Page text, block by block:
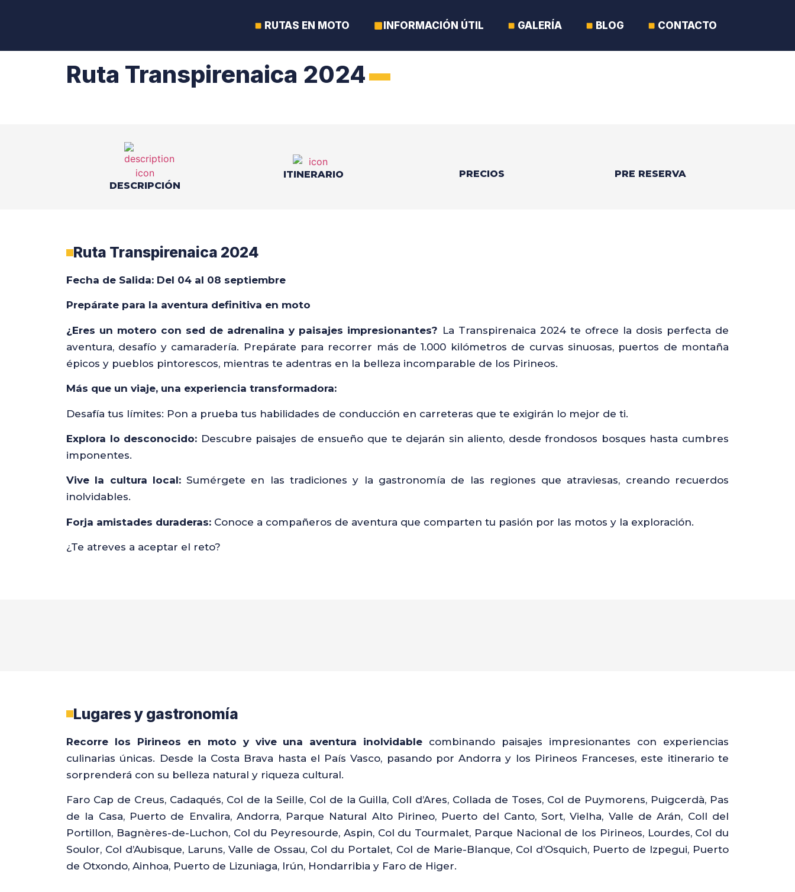
RUTAS EN MOTO INFORMACIÓN ÚTIL GALERÍA BLOG CONTACTO
Ruta Transpirenaica 2024
DESCRIPCIÓN
ITINERARIO PRECIOS PRE RESERVA
Ruta Transpirenaica 2024
Fecha de Salida: Del 04 al 08 septiembre
Prepárate para la aventura definitiva en moto
¿Eres un motero con sed de adrenalina y paisajes impresionantes? La Transpirenaica 2024 te ofrece la dosis perfecta de
aventura, desafío y camaradería. Prepárate para recorrer más de 1.000 kilómetros de curvas sinuosas, puertos de montaña
épicos y pueblos pintorescos, mientras te adentras en la belleza incomparable de los Pirineos.
Más que un viaje, una experiencia transformadora:
Desafía tus límites: Pon a prueba tus habilidades de conducción en carreteras que te exigirán lo mejor de ti.
Explora lo desconocido: Descubre paisajes de ensueño que te dejarán sin aliento, desde frondosos bosques hasta cumbres
imponentes.
Vive la cultura local:Sumérgete en las tradiciones y la gastronomía de las regiones que atraviesas, creando recuerdos
inolvidables.
Forja amistades duraderas: Conoce a compañeros de aventura que comparten tu pasión por las motos y la exploración.
¿Te atreves a aceptar el reto?
Lugares y gastronomía
Recorre los Pirineos en moto y vive una aventura inolvidable combinando paisajes impresionantes con experiencias
culinarias únicas. Desde la Costa Brava hasta el País Vasco, pasando por Andorra y los Pirineos Franceses, este itinerario te
sorprenderá con su belleza natural y riqueza cultural.
Faro Cap de Creus, Cadaqués, Col de la Seille, Col de la Guilla, Coll d’Ares, Collada de Toses, Col de Puymorens, Puigcerdà, Pas
de la Casa, Puerto de Envalira, Andorra, Parque Natural Alto Pirineo, Puerto del Canto, Sort, Vielha, Valle de Arán, Coll del
Portillon, Bagnères-de-Luchon, Col du Peyresourde, Aspin, Col du Tourmalet, Parque Nacional de los Pirineos, Lourdes, Col du
Soulor, Col d’Aubisque, Laruns, Valle de Ossau, Col du Portalet, Col de Marie-Blanque, Col d’Osquich, Puerto de Izpegui, Puerto
de Otxondo, Ainhoa, Puerto de Lizuniaga, Irún, Hondarribia y Faro de Higer.